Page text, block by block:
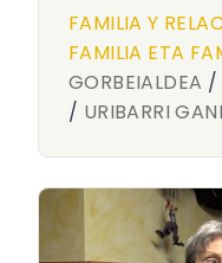
FAMILIA Y
FAMILIA ETA
GORBEIALDEA /
/ URIBARRI